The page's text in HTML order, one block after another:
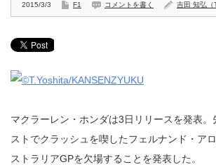
2015/3/3 F1 コメントを書く 吉田 知弘（
マクラーレン・ホンダは3日リリースを発表。
ストでクラッシュを喫したフェルナンド・ア
ストラリアGPを欠場することを発表した。